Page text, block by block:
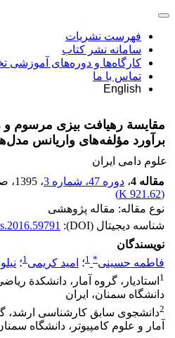
فهرست نشریات
سامانه نشر کتاب
کارگاه‌ها و دوره‌های
تماس با ما
English
مقایسة رهیافت بیزی مرسوم و
برآورد مؤلفه‌های واریانس
علوم دامی ایران
مقاله 4
، دوره 47، شماره 3 ، 1395 ،
(
921.62 K
)
نوع مقاله: مقاله پژوهشی
شناسه دیجیتال (DOI):
نویسندگان
فاطمه حسینی*
1؛ امید کریمی1؛
1 استادیار، گروه آمار، دانشکدة
دانشگاه سمنان، ایران
2دانشجوی سابق کارشناسی ارشد،
آمار و علوم کامپیوتر، دانشگاه